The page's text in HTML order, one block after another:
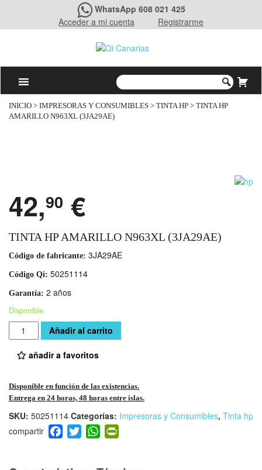
WhatsApp 608 021 425
Acceder a mi cuenta
Registrarme
INICIO > IMPRESORAS Y CONSUMIBLES > TINTA HP > TINTA HP
AMARILLO N963XL (3JA29AE)
42,90 €
TINTA HP AMARILLO N963XL (3JA29AE)
Código de fabricante: 3JA29AE
Código Qi: 50251114
Garantía: 2 años
Disponible
Cantidad Añadir al carrito
añadir a favoritos
Disponible en función de las existencias.
Entrega en 24 horas, 48 horas entre islas.
SKU: 50251114 Categorías: Impresoras y Consumibles, Tinta hp
F
a
T
wi
W
h